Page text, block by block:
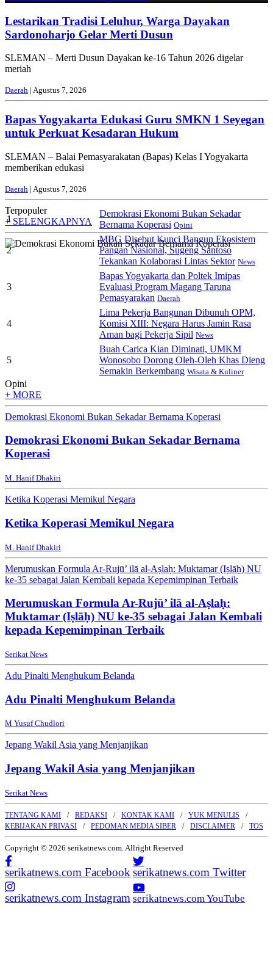
Lestarikan Tradisi Leluhur, Warga Dayakan
Sardonoharjo Gelar Merti Dusun
SLEMAN – Merti Dusun Dayakan ke-16 Tahun 2026 digelar
meriah
Daerah | Agustus 7, 2026
Bapas Yogyakarta Edukasi Guru SMKN 1 Seyegan
untuk Perkuat Kesadaran Hukum
SLEMAN – Balai Pemasyarakatan (Bapas) Kelas I Yogyakarta
memberikan edukasi
Daerah | Agustus 7, 2026
Terpopuler
+ SELENGKAPNYA
1
Demokrasi Ekonomi Bukan Sekadar
Bernama Koperasi Opini
2
MBG Disebut Kunci Bangun Ekosistem
Pangan Nasional, Sugeng Santoso
Tekankan Kolaborasi Lintas Sektor News
3
Bapas Yogyakarta dan Poltek Imipas
Evaluasi Program Magang Taruna
Pemasyarakan Daerah
4
Lima Pekerja Bangunan Dibunuh OPM,
Komisi XIII: Negara Harus Jamin Rasa
Aman bagi Pekerja Sipil News
5
Buah Carica Kian Diminati, UMKM
Wonosobo Dorong Oleh-Oleh Khas Dieng
Semakin Berkembang Wisata & Kuliner
Opini
+ MORE
Demokrasi Ekonomi Bukan Sekadar Bernama Koperasi
Demokrasi Ekonomi Bukan Sekadar Bernama
Koperasi
M. Hanif Dhakiri
Ketika Koperasi Memikul Negara
Ketika Koperasi Memikul Negara
M. Hanif Dhakiri
Merumuskan Formula Ar-Rujū’ ilā al-Aṣlaḥ: Muktamar (Iṣlāḥ) NU
ke-35 sebagai Jalan Kembali kepada Kepemimpinan Terbaik
Merumuskan Formula Ar-Rujū’ ilā al-Aṣlaḥ:
Muktamar (Iṣlāḥ) NU ke-35 sebagai Jalan Kembali
kepada Kepemimpinan Terbaik
Serikat News
Adu Pinalti Menghukum Belanda
Adu Pinalti Menghukum Belanda
M Yusuf Chudlori
Jepang Wakil Asia yang Menjanjikan
Jepang Wakil Asia yang Menjanjikan
Serikat News
TENTANG KAMI REDAKSI KONTAK KAMI
YUK MENULIS
KEBIJAKAN PRIVASI
PEDOMAN MEDIA SIBER DISCLAIMER TOS
Copyright © 2026 serikatnews.com. Allright Reserved
serikatnews.com Facebook serikatnews.com Twitter
serikatnews.com Instagram serikatnews.com YouTube